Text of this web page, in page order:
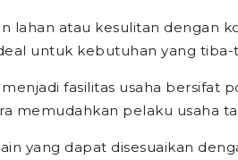
lahan atau kesulitan dengan
untuk kebutuhan yang tiba-
fasilitas usaha
memudahkan pelaku usaha
yang dapat disesuaikan